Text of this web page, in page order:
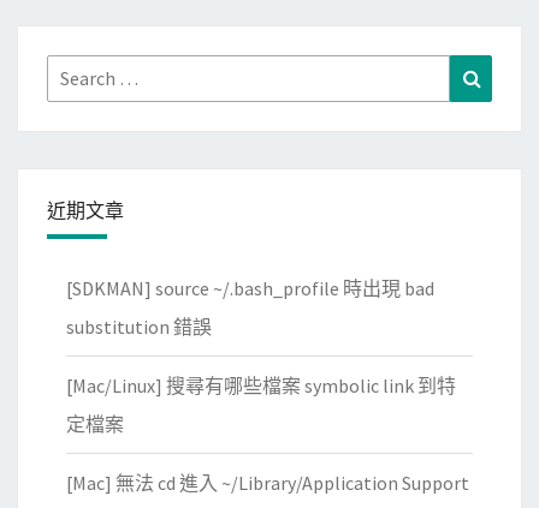
e
瀏
器
與
套
頁
Search
for:
近期文章
[SDKMAN] source ~/.bash_profile 時出現 bad
substitution 錯誤
[Mac/Linux] 搜尋有哪些檔案 symbolic link 到特
定檔案
[Mac] 無法 cd 進入 ~/Library/Application Support